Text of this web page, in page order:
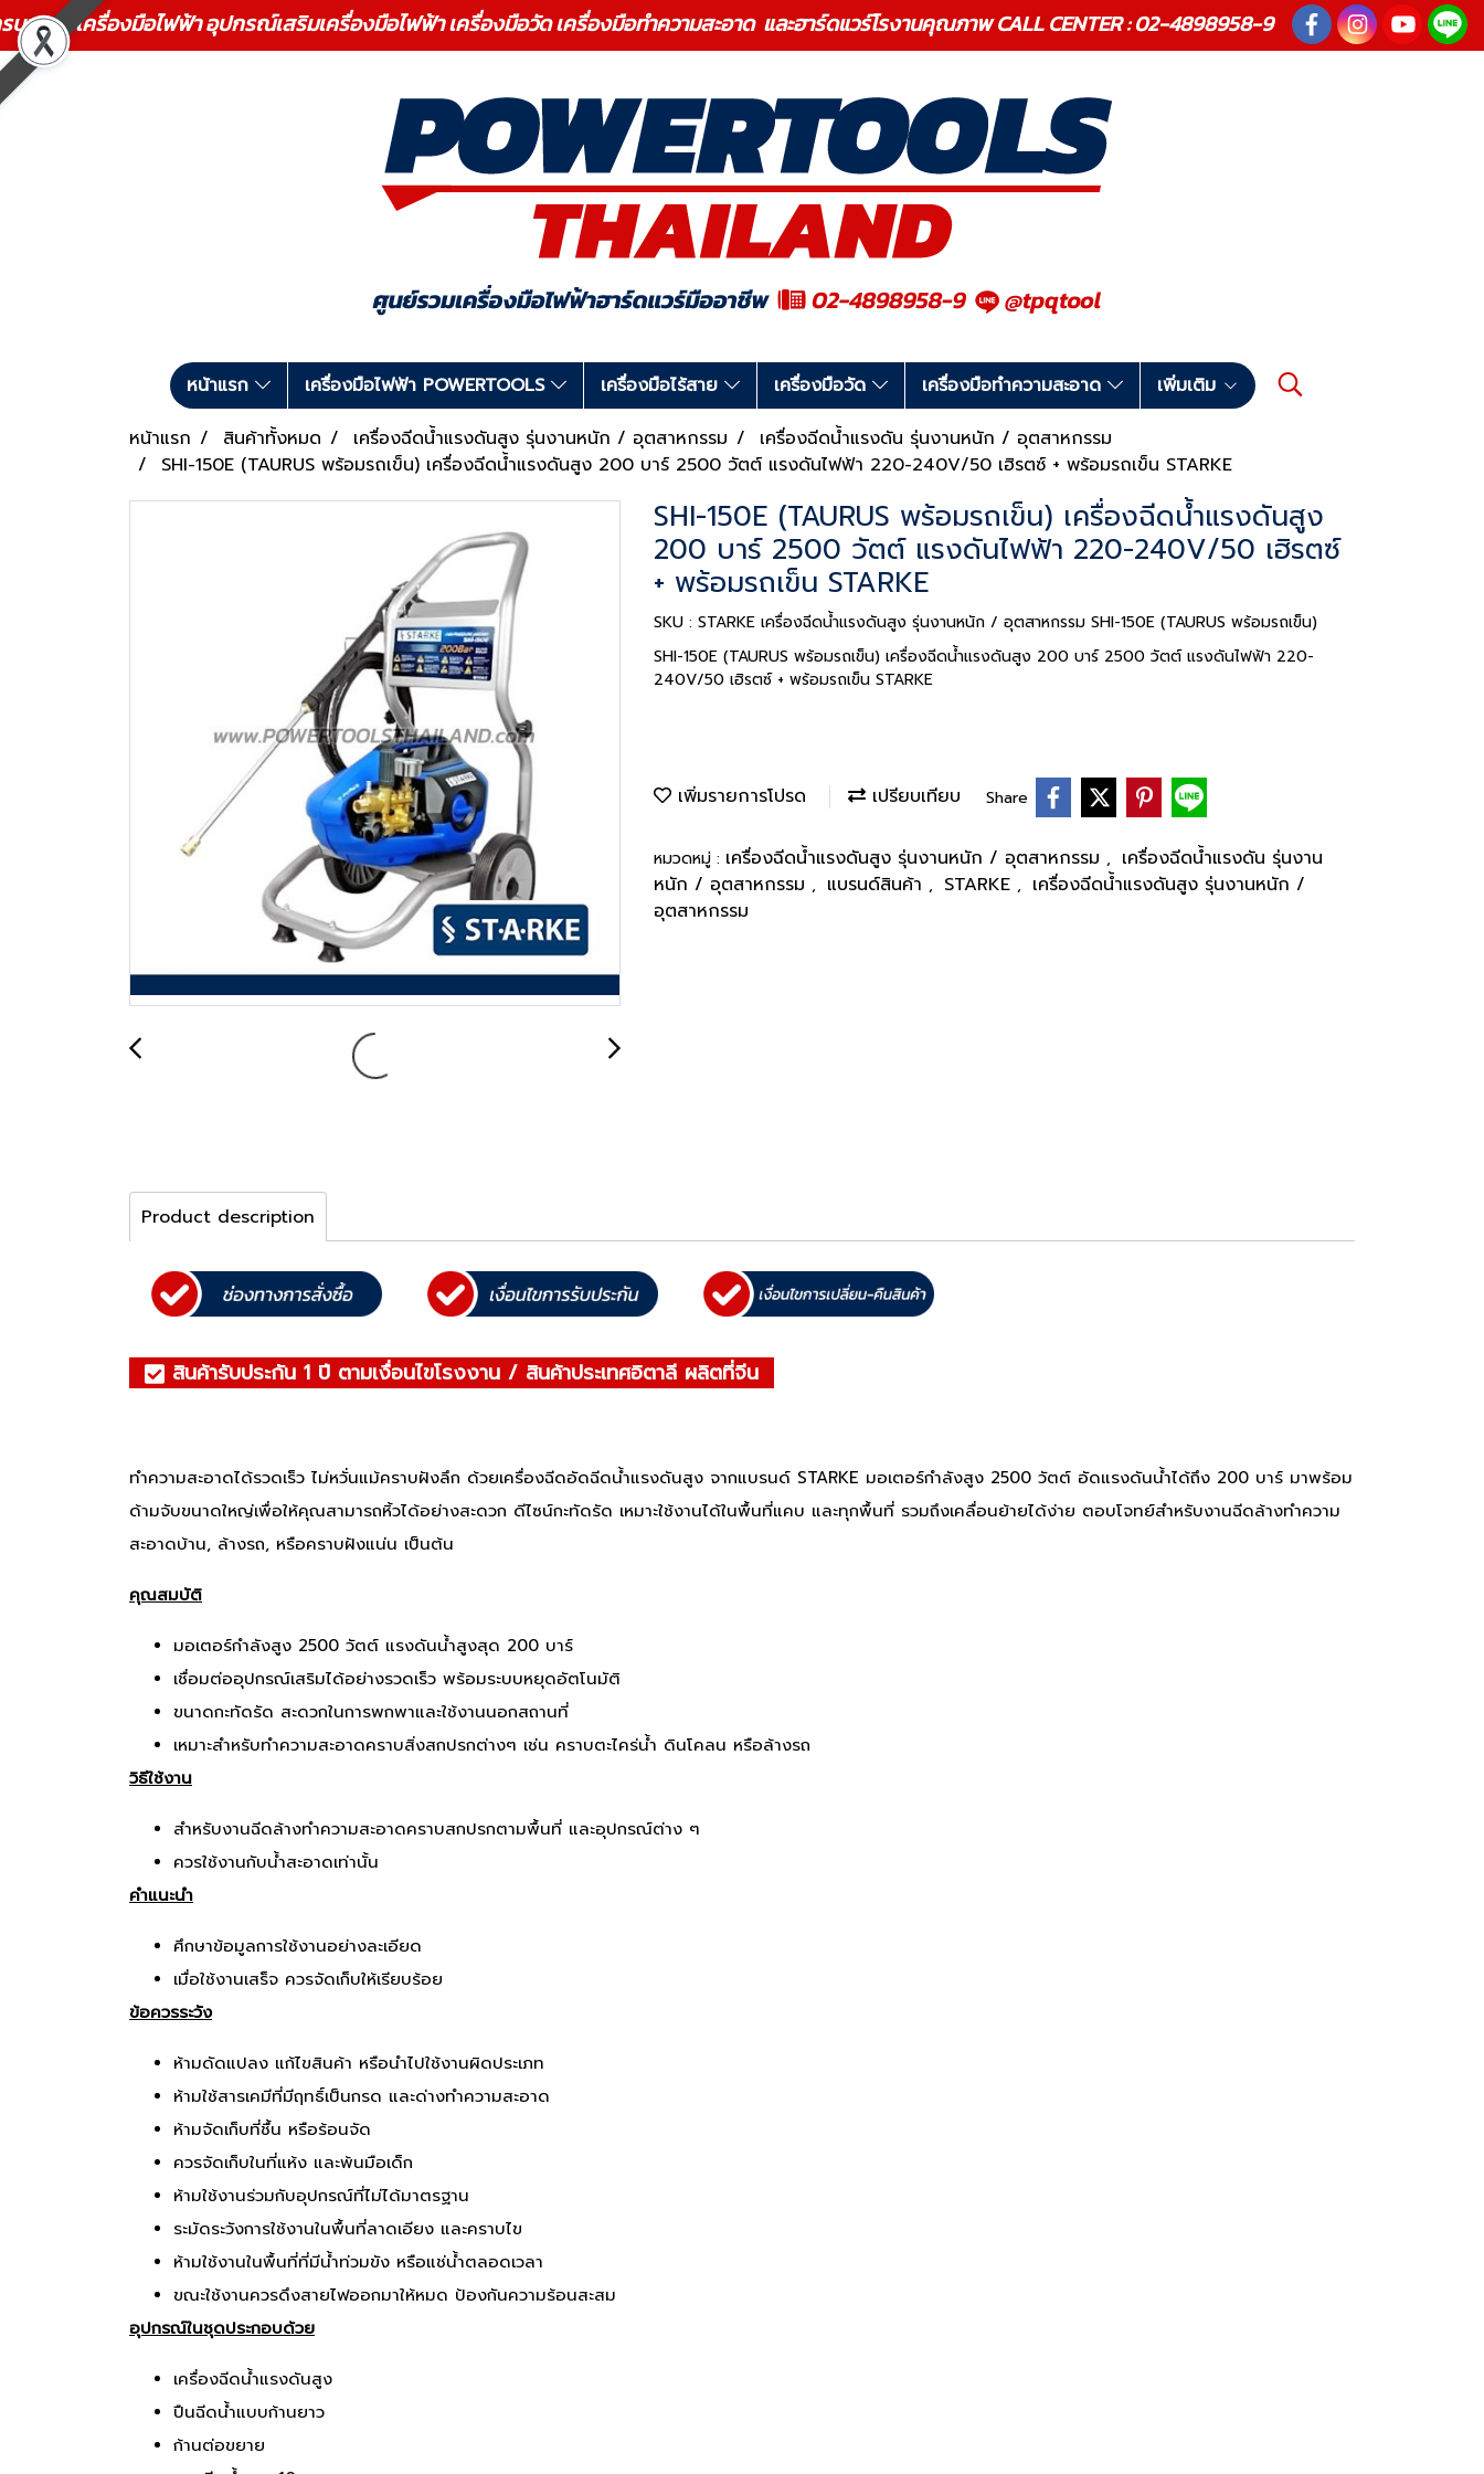
บวงจร เครื่องมือไฟฟ้า อุปกรณ์เสริมเครื่องมือไฟฟ้า เครื่องมือวัด เครื่องมือทำความสะอาด และฮาร์ดแวร์โรงานคุณภาพ CALL CENTER : 02-4898958-9
หน้าแรก เครื่องมือไฟฟ้า POWERTOOLS เครื่องมือไร้สาย เครื่องมือวัด เครื่องมือทำความสะอาด
เพิ่มเติม
หน้าแรก
สินค้าทั้งหมด เครื่องฉีดน้ำแรงดันสูง รุ่นงานหนัก / อุตสาหกรรม
เครื่องฉีดน้ำแรงดัน รุ่นงานหนัก / อุตสาหกรรม
SHI-150E (TAURUS พร้อมรถเข็น) เครื่องฉีดน้ำแรงดันสูง 200 บาร์ 2500 วัตต์ แรงดันไฟฟ้า 220-240V/50 เฮิรตซ์ + พร้อมรถเข็น STARKE
SHI-150E (TAURUS พร้อมรถเข็น) เครื่องฉีดน้ำแรงดันสูง
200 บาร์ 2500 วัตต์ แรงดันไฟฟ้า 220-240V/50 เฮิรตซ์
+ พร้อมรถเข็น STARKE
SKU : STARKE เครื่องฉีดน้ำแรงดันสูง รุ่นงานหนัก / อุตสาหกรรม SHI-150E (TAURUS พร้อมรถเข็น)
SHI-150E (TAURUS พร้อมรถเข็น) เครื่องฉีดน้ำแรงดันสูง 200 บาร์ 2500 วัตต์ แรงดันไฟฟ้า 220-
240V/50 เฮิรตซ์ + พร้อมรถเข็น STARKE
เพิ่มรายการโปรด เปรียบเทียบ Share
หมวดหมู่ : เครื่องฉีดน้ำแรงดันสูง รุ่นงานหนัก / อุตสาหกรรม , เครื่องฉีดน้ำแรงดัน รุ่นงาน
หนัก / อุตสาหกรรม , แบรนด์สินค้า , STARKE , เครื่องฉีดน้ำแรงดันสูง รุ่นงานหนัก /
อุตสาหกรรม
Product description
สินค้ารับประกัน 1 ปี ตามเงื่อนไขโรงงาน / สินค้าประเทศอิตาลี ผลิตที่จีน
ทำความสะอาดได้รวดเร็ว ไม่หวั่นแม้คราบฝังลึก ด้วยเครื่องฉีดอัดฉีดน้ำแรงดันสูง จากแบรนด์ STARKE มอเตอร์กำลังสูง 2500 วัตต์ อัดแรงดันน้ำได้ถึง 200 บาร์ มาพร้อม
ด้ามจับขนาดใหญ่เพื่อให้คุณสามารถหิ้วได้อย่างสะดวก ดีไซน์กะทัดรัด เหมาะใช้งานได้ในพื้นที่แคบ และทุกพื้นที่ รวมถึงเคลื่อนย้ายได้ง่าย ตอบโจทย์สำหรับงานฉีดล้างทำความ
สะอาดบ้าน, ล้างรถ, หรือคราบฝังแน่น เป็นต้น
คุณสมบัติ
มอเตอร์กำลังสูง 2500 วัตต์ แรงดันน้ำสูงสุด 200 บาร์
เชื่อมต่ออุปกรณ์เสริมได้อย่างรวดเร็ว พร้อมระบบหยุดอัตโนมัติ
ขนาดกะทัดรัด สะดวกในการพกพาและใช้งานนอกสถานที่
เหมาะสำหรับทำความสะอาดคราบสิ่งสกปรกต่างๆ เช่น คราบตะไคร่น้ำ ดินโคลน หรือล้างรถ
วิธีใช้งาน
สำหรับงานฉีดล้างทำความสะอาดคราบสกปรกตามพื้นที่ และอุปกรณ์ต่าง ๆ
ควรใช้งานกับน้ำสะอาดเท่านั้น
คำแนะนำ
ศึกษาข้อมูลการใช้งานอย่างละเอียด
เมื่อใช้งานเสร็จ ควรจัดเก็บให้เรียบร้อย
ข้อควรระวัง
ห้ามดัดแปลง แก้ไขสินค้า หรือนำไปใช้งานผิดประเภท
ห้ามใช้สารเคมีที่มีฤทธิ์เป็นกรด และด่างทำความสะอาด
ห้ามจัดเก็บที่ชื้น หรือร้อนจัด
ควรจัดเก็บในที่แห้ง และพ้นมือเด็ก
ห้ามใช้งานร่วมกับอุปกรณ์ที่ไม่ได้มาตรฐาน
ระมัดระวังการใช้งานในพื้นที่ลาดเอียง และคราบไข
ห้ามใช้งานในพื้นที่ที่มีน้ำท่วมขัง หรือแช่น้ำตลอดเวลา
ขณะใช้งานควรดึงสายไฟออกมาให้หมด ป้องกันความร้อนสะสม
อุปกรณ์ในชุดประกอบด้วย
เครื่องฉีดน้ำแรงดันสูง
ปืนฉีดน้ำแบบก้านยาว
ก้านต่อขยาย